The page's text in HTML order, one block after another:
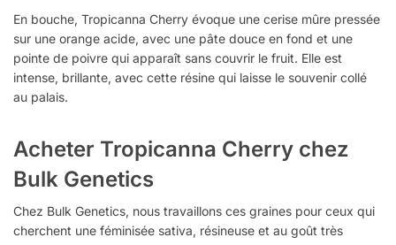
En bouche, Tropicanna Cherry évoque une cerise mûre pressée
sur une orange acide, avec une pâte douce en fond et une
pointe de poivre qui apparaît sans couvrir le fruit. Elle est
intense, brillante, avec cette résine qui laisse le souvenir collé
au palais.
Acheter Tropicanna Cherry chez
Bulk Genetics
Chez Bulk Genetics, nous travaillons ces graines pour ceux qui
cherchent une féminisée sativa, résineuse et au goût très